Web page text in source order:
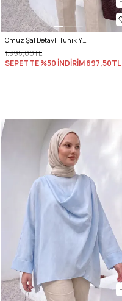
Omuz Şal Detaylı Tunik Y0156 - AÇIK SARI
1.395,00TL
SEPETTE %50 İNDİRİM697,50TL